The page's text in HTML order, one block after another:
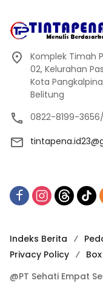
Komplek Timah
02, Kelurahan
Kota
Belitung
0822-8199-
Indeks Berita
Privacy Policy
@PT Sehati Empat